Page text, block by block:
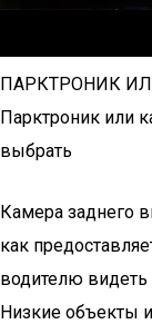
ПАРКТРОНИК
Парктроник или
выбрать
Камера заднего
как
водителю видеть
Низкие объекты и